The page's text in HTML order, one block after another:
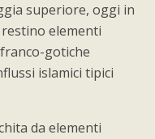
superiore, oggi in
elementi
gotiche
islamici tipici
da elementi